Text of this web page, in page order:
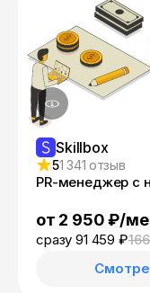
Skillbox
51 341 отзыв
PR-менеджер с
от 2 950 ₽/
сразу 91 459 ₽